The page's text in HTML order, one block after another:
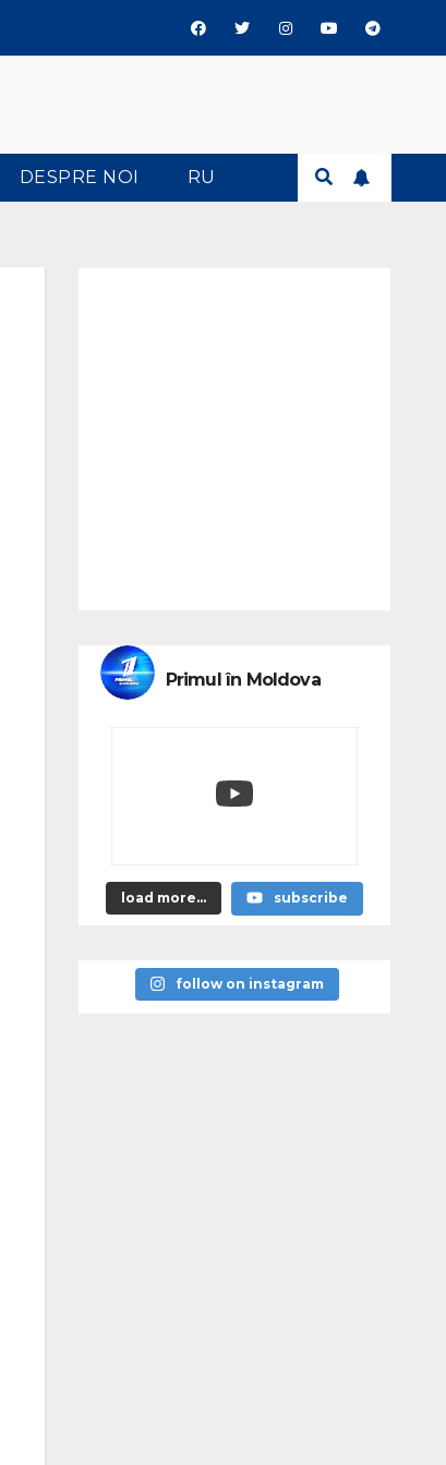
DESPRE NOI RU
Primul în Moldova
load more... subscribe
follow on instagram